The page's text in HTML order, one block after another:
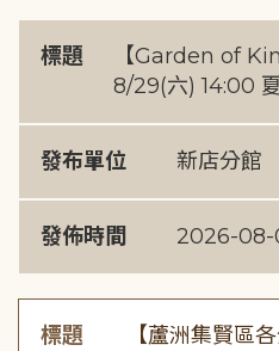
標題
【Garden of
8/29(六) 14:00
發布單位 新店分館
發佈時間 2026-08-
標題
【蘆洲集賢區